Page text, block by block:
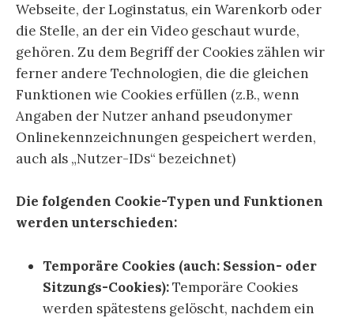
Webseite, der Loginstatus, ein Warenkorb oder
die Stelle, an der ein Video geschaut wurde,
gehören. Zu dem Begriff der Cookies zählen wir
ferner andere Technologien, die die gleichen
Funktionen wie Cookies erfüllen (z.B., wenn
Angaben der Nutzer anhand pseudonymer
Onlinekennzeichnungen gespeichert werden,
auch als „Nutzer-IDs“ bezeichnet)
Die folgenden Cookie-Typen und Funktionen
werden unterschieden:
Temporäre Cookies (auch: Session- oder
Sitzungs-Cookies):Temporäre Cookies
werden spätestens gelöscht, nachdem ein